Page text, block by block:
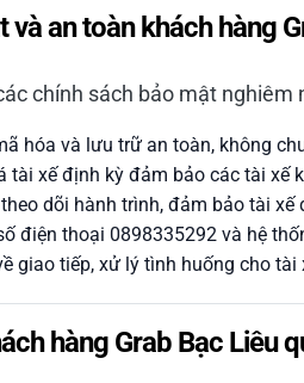
và an toàn khách hàng
chính sách bảo mật
hóa và lưu trữ an toàn, không
tài xế định kỳ đảm bảo các tài
dõi hành trình, đảm bảo tài
điện thoại 0898335292 và hệ
giao tiếp, xử lý tình huống cho
hàng Grab Bạc Liêu